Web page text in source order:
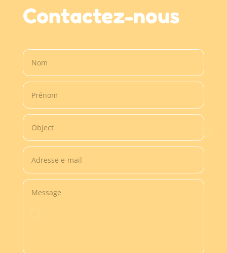
Contactez-nous